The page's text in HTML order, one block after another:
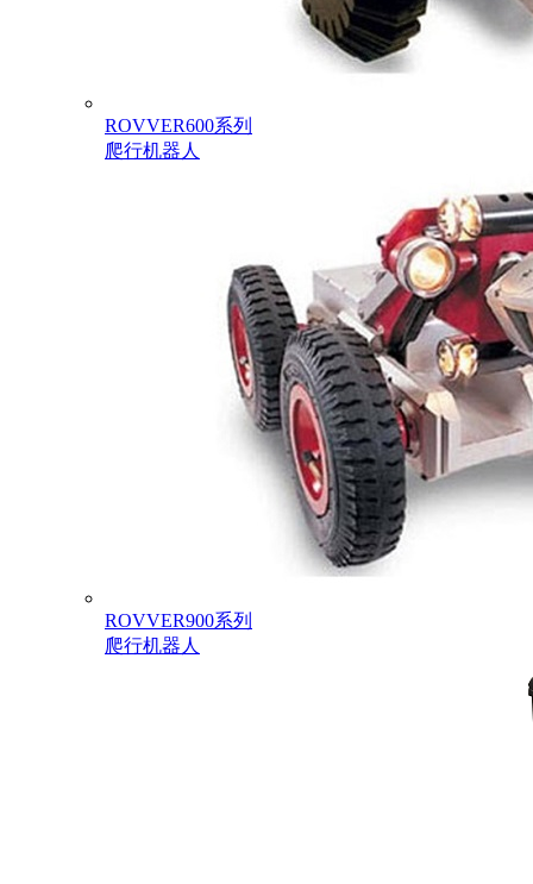
ROVVER600系列
爬行机器人
ROVVER900系列
爬行机器人